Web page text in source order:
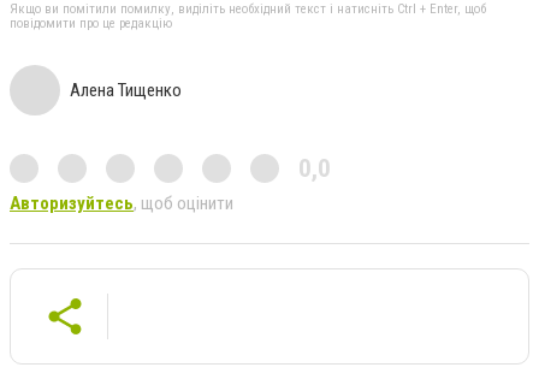
Якщо ви помітили помилку, виділіть необхідний текст і натисніть Ctrl + Enter, щоб
повідомити про це редакцію
Алена Тищенко
0,0
Авторизуйтесь, щоб оцінити